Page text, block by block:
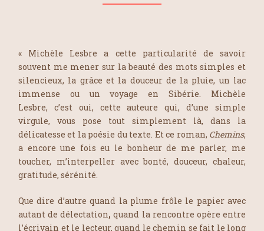
« Michèle Lesbre a cette particularité de savoir
souvent me mener sur la beauté des mots simples et
silencieux, la grâce et la douceur de la pluie, un lac
immense ou un voyage en Sibérie. Michèle
Lesbre,
c’est oui, cette auteure qui, d’une simple
virgule, vous pose tout simplement là, dans la
délicatesse et la poésie du texte. Et ce roman, Chemins,
a encore une fois eu le bonheur de me parler, me
toucher, m’interpeller avec bonté, douceur, chaleur,
gratitude, sérénité.
Que dire d’autre quand la plume frôle le papier avec
autant de délectation, quand la rencontre opère entre
l’écrivain et le lecteur, quand le chemin se fait le long